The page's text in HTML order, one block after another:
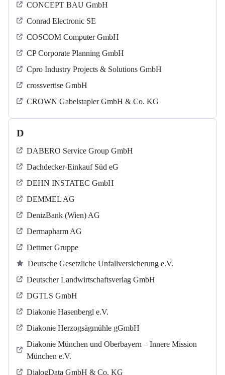
CONCEPT BAU GmbH
Conrad Electronic SE
COSCOM Computer GmbH
CP Corporate Planning GmbH
Cpro Industry Projects & Solutions GmbH
crossvertise GmbH
CROWN Gabelstapler GmbH & Co. KG
D
DABERO Service Group GmbH
Dachdecker-Einkauf Süd eG
DEHN INSTATEC GmbH
DEMMEL AG
DenizBank (Wien) AG
Dermapharm AG
Dettmer Gruppe
Deutsche Gesetzliche Unfallversicherung e.V.
Deutscher Landwirtschaftsverlag GmbH
DGTLS GmbH
Diakonie Hasenbergl e.V.
Diakonie Herzogsägmühle gGmbH
Diakonie München und Oberbayern – Innere Mission
München e.V.
DialogData GmbH & Co. KG